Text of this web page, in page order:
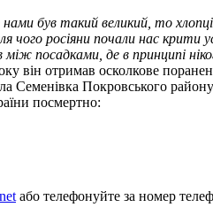
був такий великий, то
чого росіяни почали нас
посадками, де в принципі
отримав осколкове
Семенівка Покровського
посмертно:
або телефонуйте за номер